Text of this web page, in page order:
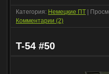
Категория: Немецкие ПТ |
Комментарии (2)
T-54 #50